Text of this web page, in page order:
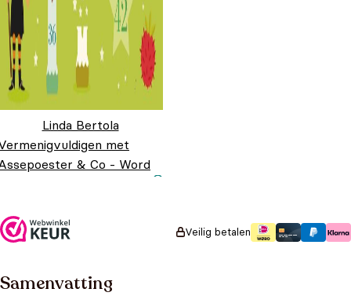
Linda Bertola
met
& Co - Word
€9,99.
Veilig betalen
Samenvatting